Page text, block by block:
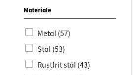
Klapkonsoller (14)
Glasbundstøtter (23)
Glasgulvstøtter (23)
Loftskroge (14)
Klapkroge (17)
Made in France (2)
Materiale
Metal (57)
Stål (53)
Rustfrit stål (43)